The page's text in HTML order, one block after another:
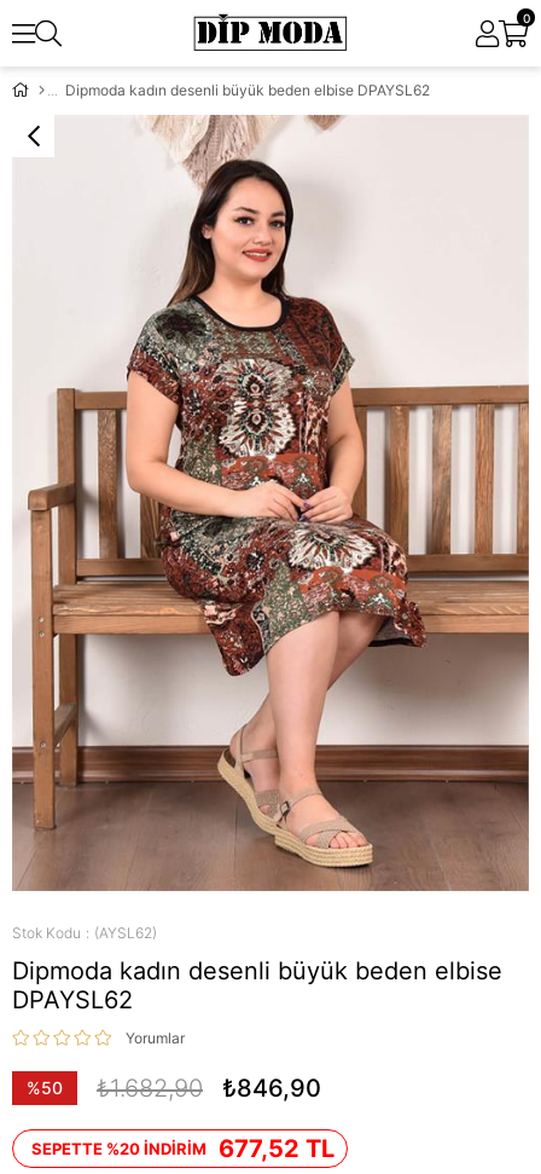
0
Dipmoda kadın desenli büyük beden elbise DPAYSL62
Stok Kodu (AYSL62)
Dipmoda kadın desenli büyük beden elbise
DPAYSL62
Yorumlar
%50
₺1.682,90 ₺846,90
SEPETTE %20 İNDİRİM 677,52 TL